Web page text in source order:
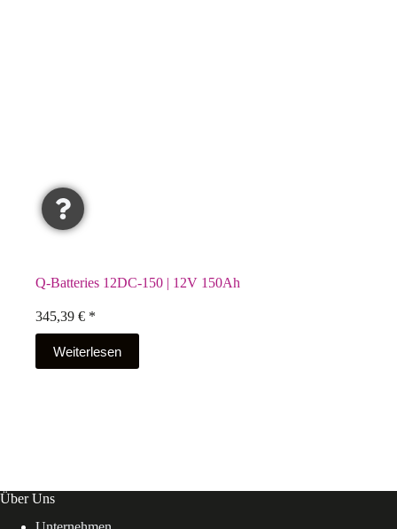
Q-Batteries 12DC-150 | 12V 150Ah
345,39 € *
Weiterlesen
Über Uns